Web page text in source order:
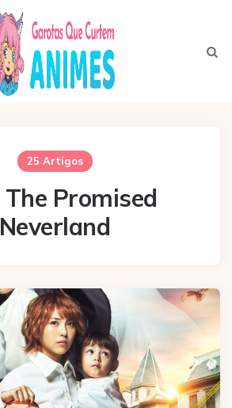
25 Artigos
The Promised
Neverland